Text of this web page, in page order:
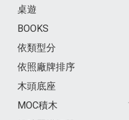
桌遊
BOOKS
依類型分
依照廠牌排序
木頭底座
MOC積木